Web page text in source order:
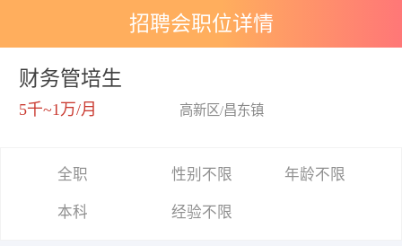
招聘会职位详情
财务管培生
5千~1万/月 高新区/昌东镇
全职 性别不限 年龄不限
本科 经验不限